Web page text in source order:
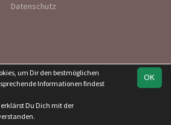
Datenschutz
OK
um Dir den bestmöglichen
Informationen findest
Du Dich mit der